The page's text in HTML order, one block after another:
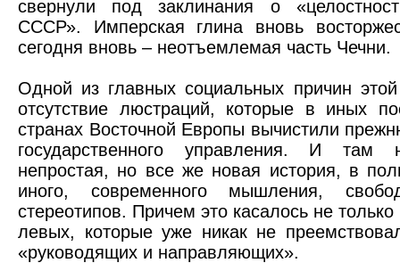
свернули под заклинания о
СССР». Имперская глина вновь
сегодня вновь – неотъемлемая часть Чечни.
Одной из главных социальных причин
отсутствие люстраций, которые в иных
странах Восточной Европы вычистили
государственного управления. И там
непростая, но все же новая история, в
иного, современного мышления,
стереотипов. Причем это касалось не
левых, которые уже никак не
«руководящих и направляющих».